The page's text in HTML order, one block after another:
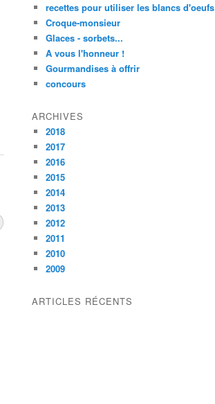
recettes pour utiliser les blancs d'oeufs
Croque-monsieur
Glaces - sorbets...
A vous l'honneur !
Gourmandises à offrir
concours
ARCHIVES
2018
2017
2016
2015
2014
2013
2012
2011
2010
2009
ARTICLES RÉCENTS